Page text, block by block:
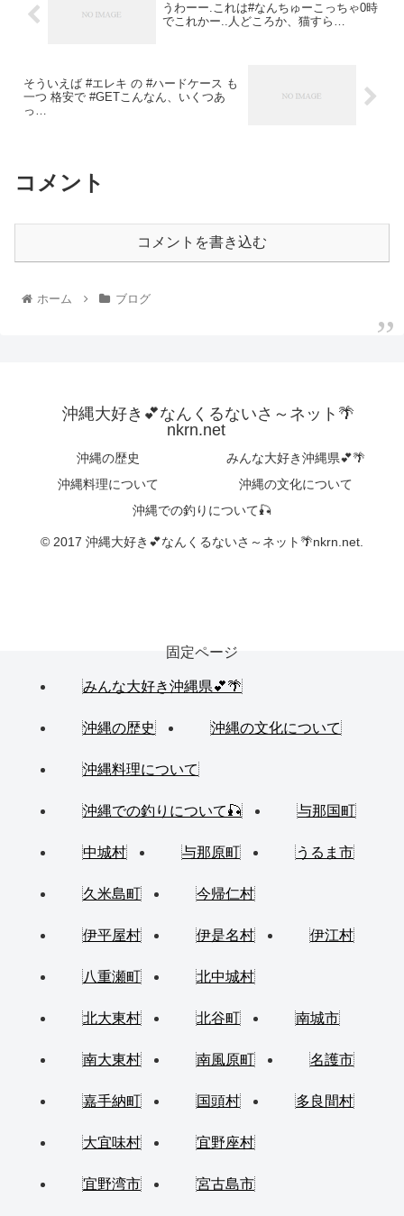
うわーー.これは#なんちゅーこっちゃ0時
でこれかー..人どころか、猫すら…
そういえば #エレキ の #ハードケース も
一つ 格安で #GETこんなん、いくつあ
っ…
コメント
コメントを書き込む
ホーム ブログ
沖縄大好き💕なんくるないさ～ネット🌴
nkrn.net
沖縄の歴史
みんな大好き沖縄県💕🌴
沖縄料理について
沖縄の文化について
沖縄での釣りについて🎣
© 2017 沖縄大好き💕なんくるないさ～ネット🌴nkrn.net.
固定ページ
みんな大好き沖縄県💕🌴
沖縄の歴史 沖縄の文化について
沖縄料理について
沖縄での釣りについて🎣 与那国町
中城村 与那原町 うるま市
久米島町 今帰仁村
伊平屋村 伊是名村 伊江村
八重瀬町 北中城村
北大東村 北谷町 南城市
南大東村 南風原町 名護市
嘉手納町 国頭村 多良間村
大宜味村 宜野座村
宜野湾市 宮古島市